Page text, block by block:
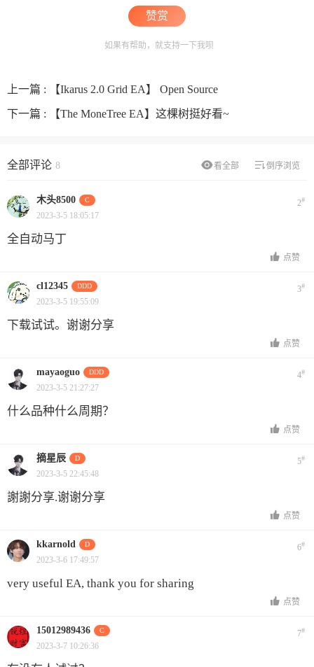
赞赏
如果有帮助，就支持一下我呗
上一篇 : 【Ikarus 2.0 Grid EA】 Open Source
下一篇 : 【The MoneTree EA】这棵树挺好看~
看全部 倒序浏览
全部评论 8
木头8500 C 2#
2023-3-5 18:05:17
全自动马丁
点赞
cl12345 DDD 3#
2023-3-5 19:55:09
下载试试。谢谢分享
点赞
mayaoguo DDD 4#
2023-3-5 21:27:27
什么品种什么周期？
点赞
摘星辰 D 5#
2023-3-5 22:45:48
謝謝分享.谢谢分享
点赞
kkarnold D 6#
2023-3-6 17:49:57
very useful EA, thank you for sharing
点赞
15012989436 C 7#
2023-3-7 10:26:36